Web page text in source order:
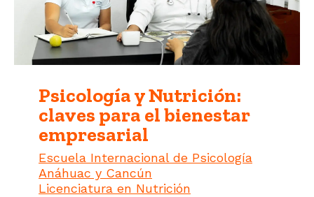
Psicología y Nutrición:
claves para el bienestar
empresarial
Escuela Internacional de Psicología
Anáhuac y Cancún
Licenciatura en Nutrición